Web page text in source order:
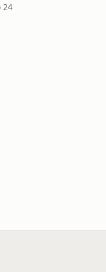
24